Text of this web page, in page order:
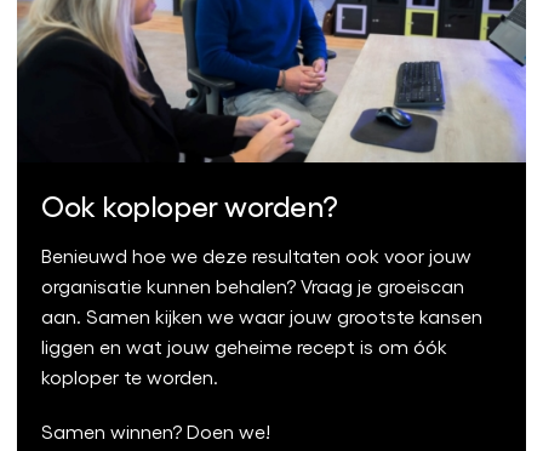
Ook koploper worden?
Benieuwd hoe we deze resultaten ook voor jouw
organisatie kunnen behalen? Vraag je groeiscan
aan. Samen kijken we waar jouw grootste kansen
liggen en wat jouw geheime recept is om óók
koploper te worden.
Samen winnen? Doen we!